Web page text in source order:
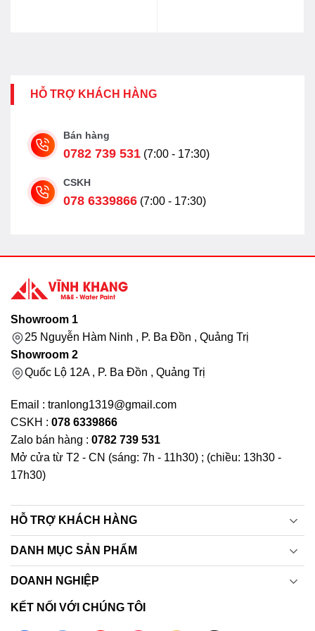
HỖ TRỢ KHÁCH HÀNG
Bán hàng
0782 739 531 (7:00 - 17:30)
CSKH
078 6339866 (7:00 - 17:30)
Showroom 1
25 Nguyễn Hàm Ninh , P. Ba Đồn , Quảng Trị
Showroom 2
Quốc Lộ 12A , P. Ba Đồn , Quảng Trị
Email : tranlong1319@gmail.com
CSKH : 078 6339866
Zalo bán hàng : 0782 739 531
Mở cửa từ T2 - CN (sáng: 7h - 11h30) ; (chiều: 13h30 -
17h30)
HỖ TRỢ KHÁCH HÀNG
DANH MỤC SẢN PHẨM
DOANH NGHIỆP
KẾT NỐI VỚI CHÚNG TÔI